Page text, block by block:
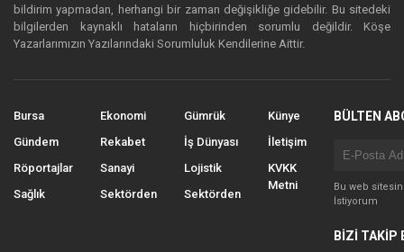
bildirim yapmadan, herhangi bir zaman değişikliğe gidebilir. Bu sitedeki
bilgilerden kaynaklı hataların hiçbirinden sorumlu değildir. Köşe
Yazarlarımızın Yazılarındaki Sorumluluk Kendilerine Aittir.
Bursa
Gündem
Röportajlar
Sağlık
Ekonomi
Rekabet
Sanayi
Sektörden
Gümrük
İş Dünyası
Lojistik
Sektörden
Künye
İletişim
KVKK
Metni
BÜLTEN
Bu web
İstiyorum
BİZİ TAKİP